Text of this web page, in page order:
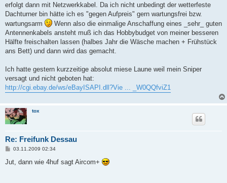
erfolgt dann mit Netzwerkkabel. Da ich nicht unbedingt der wetterfeste
Dachturner bin hätte ich es "gegen Aufpreis" gern wartungsfrei bzw.
wartungsarm
Wenn also die einmalige Anschaffung eines _sehr_ guten
Antennenkabels ansteht muß ich das Hobbybudget von meiner besseren
Hälfte freischalten lassen (halbes Jahr die Wäsche machen + Frühstück
ans Bett) und dann wird das gemacht.
Ich hatte gestern kurzzeitige absolut miese Laune weil mein Sniper
versagt und nicht geboten hat:
http://cgi.ebay.de/ws/eBayISAPI.dll?Vie ... _W0QQfviZ1
tox
Re: Freifunk Dessau
B
i
03.11.2009 02:34
Jut, dann wie 4huf sagt Aircom+